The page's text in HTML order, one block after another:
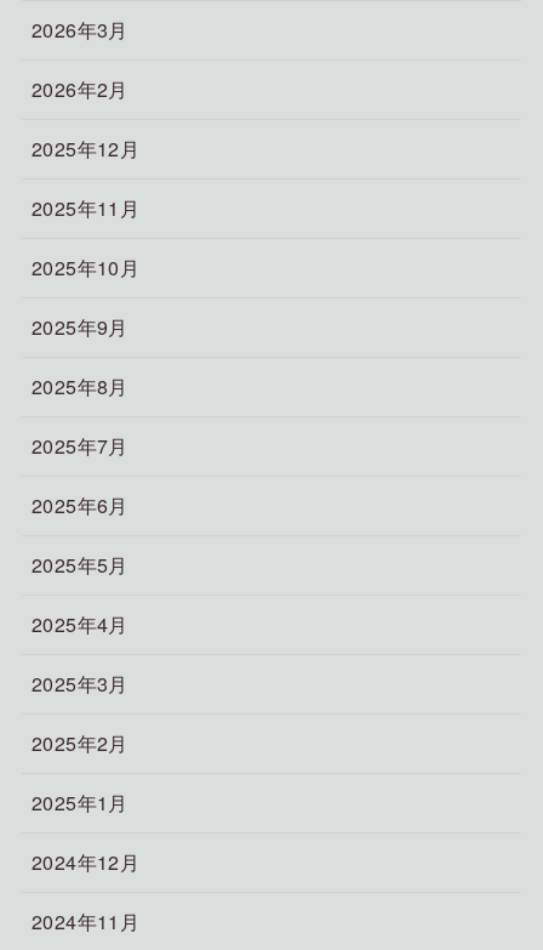
2026年3月
2026年2月
2025年12月
2025年11月
2025年10月
2025年9月
2025年8月
2025年7月
2025年6月
2025年5月
2025年4月
2025年3月
2025年2月
2025年1月
2024年12月
2024年11月